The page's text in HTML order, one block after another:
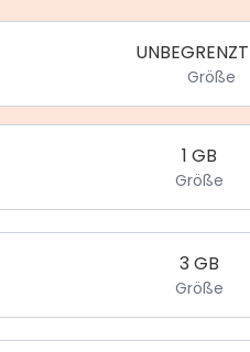
Größe
1 GB
Größe
3GB
Größe